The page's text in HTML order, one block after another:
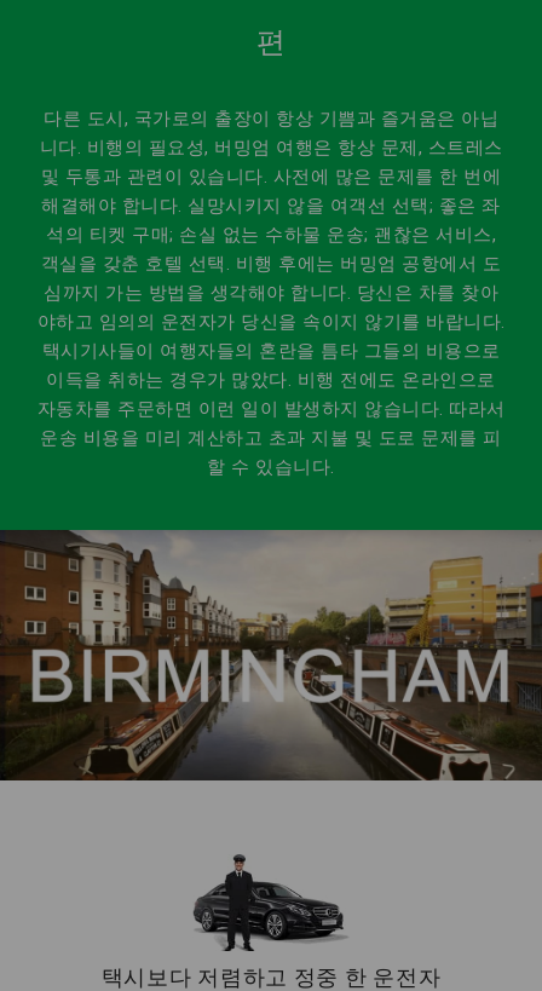
편
다른 도시, 국가로의 출장이 항상 기쁨과 즐거움은 아닙
니다. 비행의 필요성, 버밍엄 여행은 항상 문제, 스트레스
및 두통과 관련이 있습니다. 사전에 많은 문제를 한 번에
해결해야 합니다. 실망시키지 않을 여객선 선택; 좋은 좌
석의 티켓 구매; 손실 없는 수하물 운송; 괜찮은 서비스,
객실을 갖춘 호텔 선택. 비행 후에는 버밍엄 공항에서 도
심까지 가는 방법을 생각해야 합니다. 당신은 차를 찾아
야하고 임의의 운전자가 당신을 속이지 않기를 바랍니다.
택시기사들이 여행자들의 혼란을 틈타 그들의 비용으로
이득을 취하는 경우가 많았다. 비행 전에도 온라인으로
자동차를 주문하면 이런 일이 발생하지 않습니다. 따라서
운송 비용을 미리 계산하고 초과 지불 및 도로 문제를 피
할 수 있습니다.
택시보다 저렴하고 정중 한 운전자